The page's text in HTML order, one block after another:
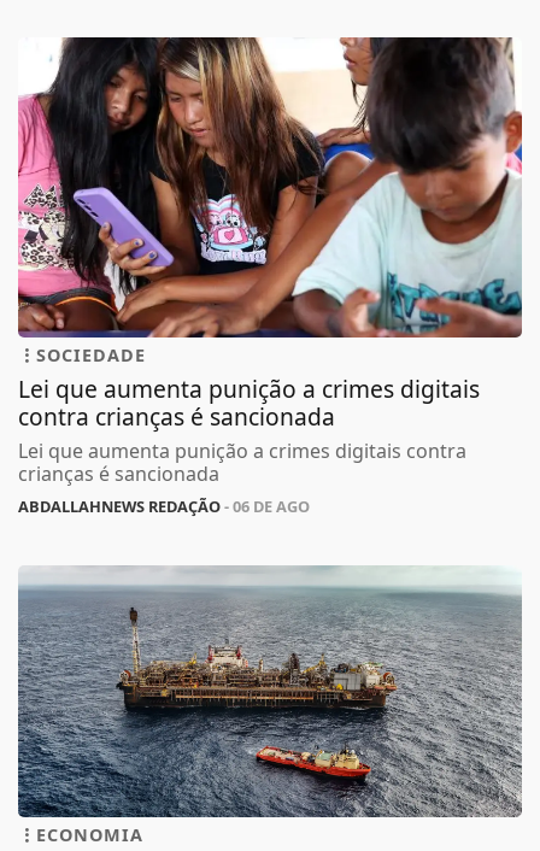
SOCIEDADE
Lei que aumenta punição a crimes digitais
contra crianças é sancionada
Lei que aumenta punição a crimes digitais contra
crianças é sancionada
ABDALLAHNEWS REDAÇÃO- 06 DE AGO
ECONOMIA